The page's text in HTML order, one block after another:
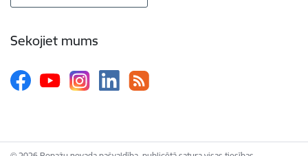
Sekojiet mums